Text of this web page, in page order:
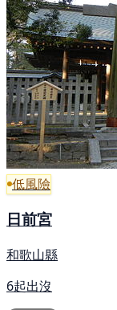
低風險
日前宮
和歌山縣
6起出沒